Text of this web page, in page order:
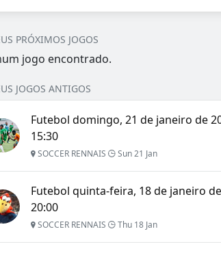
PRÓXIMOS JOGOS
jogo encontrado.
JOGOS ANTIGOS
Futebol domingo, 21 de janeiro de
15:30
SOCCER RENNAIS Sun 21 Jan
Futebol quinta-feira, 18 de janeiro
20:00
SOCCER RENNAIS Thu 18 Jan